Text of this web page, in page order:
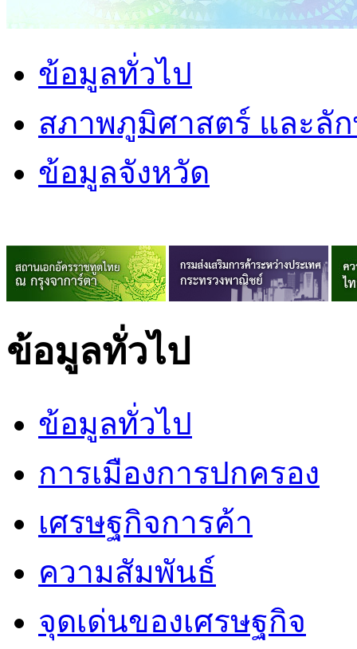
ข้อมูลทั่วไป
สภาพภูมิศาสตร์ และลั
ข้อมูลจังหวัด
ข้อมูลทั่วไป
ข้อมูลทั่วไป
การเมืองการปกครอง
เศรษฐกิจการค้า
ความสัมพันธ์
จุดเด่นของเศรษฐกิจ